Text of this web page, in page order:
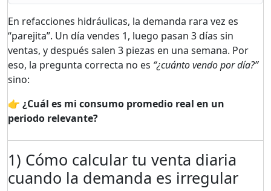
En refacciones hidráulicas, la demanda rara vez es
“parejita”. Un día vendes 1, luego pasan 3 días sin
ventas, y después salen 3 piezas en una semana. Por
eso, la pregunta correcta no es “¿cuánto vendo por día?”
sino:
👉 ¿Cuál es mi consumo promedio real en un
periodo relevante?
1) Cómo calcular tu venta diaria
cuando la demanda es irregular